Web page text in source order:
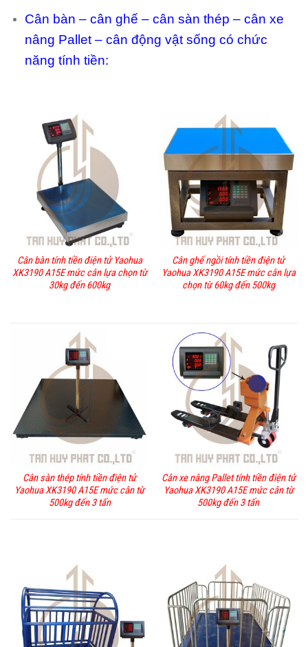
Cân bàn – cân ghế – cân sàn thép – cân xe
nâng Pallet – cân động vật sống có chức
năng tính tiền:
Cân bàn tính tiền điện tử Yaohua
XK3190 A15E mức cân lựa chọn từ
30kg đến 600kg
Cân ghế ngồi tính tiền điện tử
Yaohua XK3190 A15E mức cân lựa
chọn từ 60kg đến 500kg
Cân sàn thép tính tiền điện tử
Yaohua XK3190 A15E mức cân từ
500kg đến 3 tấn
Cân xe nâng Pallet tính tiền điện tử
Yaohua XK3190 A15E mức cân từ
500kg đến 3 tấn